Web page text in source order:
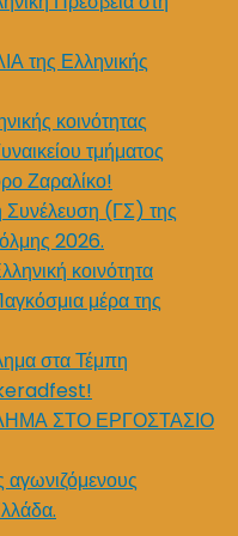
της Ελληνικής
κοινότητας
τμήματος
Ζαραλίκο!
Συνέλευση (ΓΣ) της
2026.
κοινότητα
μέρα της
στα Τέμπη
ΣΤΟ ΕΡΓΟΣΤΑΣΙΟ